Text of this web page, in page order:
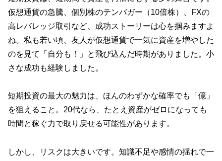
仮想通貨の急騰、個別株のテンバガー（10倍株）、FXの
高レバレッジ取引など、成功ストーリーは心を掴みますよ
ね。私も若い頃、友人が仮想通貨で一気に資産を増やした
のを見て「自分も！」と飛び込んだ時期がありました。小
さな成功も経験しました。
短期投資の最大の魅力は、ほんのわずかな確率でも「億」
を狙えること。20代なら、たとえ資産がゼロになっても
時間と稼ぐ力で取り戻せる可能性があります。
しかし、リスクは大きいです。知識不足や感情の揺れで一